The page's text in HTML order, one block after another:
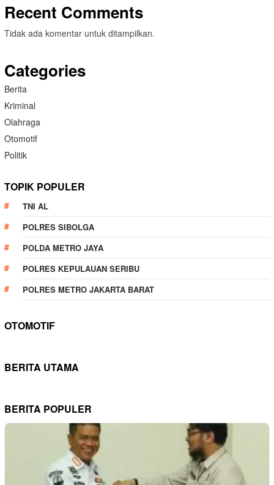
Recent Comments
Tidak ada komentar untuk ditampilkan.
Categories
Berita
Kriminal
Olahraga
Otomotif
Politik
TOPIK POPULER
TNI AL
POLRES SIBOLGA
POLDA METRO JAYA
POLRES KEPULAUAN SERIBU
POLRES METRO JAKARTA BARAT
OTOMOTIF
BERITA UTAMA
BERITA POPULER